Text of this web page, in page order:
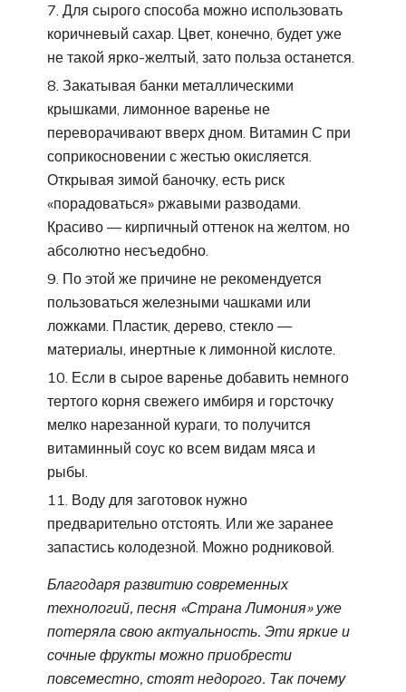
Для сырого способа можно использовать
коричневый сахар. Цвет, конечно, будет уже
не такой ярко-желтый, зато польза останется.
Закатывая банки металлическими
крышками, лимонное варенье не
переворачивают вверх дном. Витамин С при
соприкосновении с жестью окисляется.
Открывая зимой баночку, есть риск
«порадоваться» ржавыми разводами.
Красиво — кирпичный оттенок на желтом, но
абсолютно несъедобно.
По этой же причине не рекомендуется
пользоваться железными чашками или
ложками. Пластик, дерево, стекло —
материалы, инертные к лимонной кислоте.
Если в сырое варенье добавить немного
тертого корня свежего имбиря и горсточку
мелко нарезанной кураги, то получится
витаминный соус ко всем видам мяса и
рыбы.
Воду для заготовок нужно
предварительно отстоять. Или же заранее
запастись колодезной. Можно родниковой.
Благодаря развитию современных
технологий, песня «Страна Лимония» уже
потеряла свою актуальность. Эти яркие и
сочные фрукты можно приобрести
повсеместно, стоят недорого. Так почему